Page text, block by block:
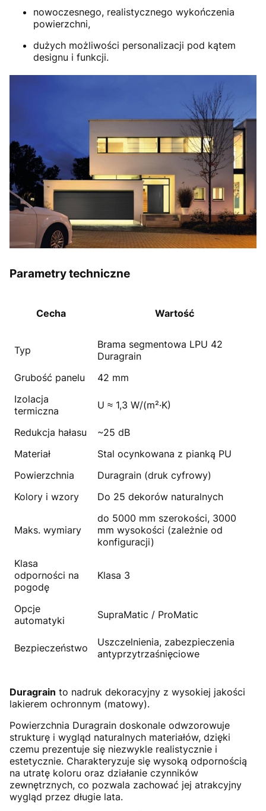
nowoczesnego, realistycznego wykończenia
powierzchni,
dużych możliwości personalizacji pod kątem
designu i funkcji.
Parametry techniczne
Cecha Wartość
Typ
Brama segmentowa LPU 42
Duragrain
Grubość panelu
42 mm
Izolacja
termiczna
U ≈ 1,3 W/(m²·K)
Redukcja hałasu
~25 dB
Materiał
Stal ocynkowana z pianką PU
Powierzchnia
Duragrain (druk cyfrowy)
Kolory i wzory
Do 25 dekorów naturalnych
Maks. wymiary
do 5000 mm szerokości, 3000
mm wysokości (zależnie od
konfiguracji)
Klasa
odporności na
pogodę
Klasa 3
Opcje
automatyki
SupraMatic / ProMatic
Bezpieczeństwo
Uszczelnienia, zabezpieczenia
antyprzytrzaśnięciowe
Duragrain to nadruk dekoracyjny z wysokiej jakości
lakierem ochronnym (matowy).
Powierzchnia Duragrain doskonale odwzorowuje
strukturę i wygląd naturalnych materiałów, dzięki
czemu prezentuje się niezwykle realistycznie i
estetycznie. Charakteryzuje się wysoką odpornością
na utratę koloru oraz działanie czynników
zewnętrznych, co pozwala zachować jej atrakcyjny
wygląd przez długie lata.